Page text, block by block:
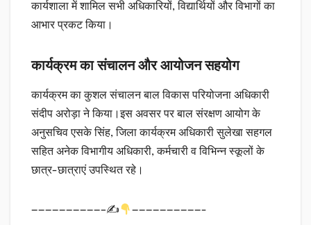
कार्यशाला में शामिल सभी अधिकारियों, विद्यार्थियों और विभागों का
आभार प्रकट किया।
कार्यक्रम का संचालन और आयोजन सहयोग
कार्यक्रम का कुशल संचालन बाल विकास परियोजना अधिकारी
संदीप अरोड़ा ने किया।इस अवसर पर बाल संरक्षण आयोग के
अनुसचिव एसके सिंह, जिला कार्यक्रम अधिकारी सुलेखा सहगल
सहित अनेक विभागीय अधिकारी, कर्मचारी व विभिन्न स्कूलों के
छात्र-छात्राएं उपस्थित रहे।
——————————–✍ ——————————-